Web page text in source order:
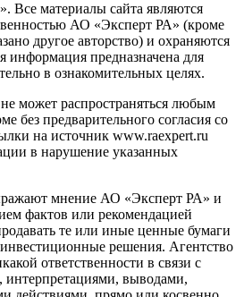
Все материалы сайта являются
АО «Эксперт РА» (кроме
другое авторство) и охраняются
информация предназначена для
в ознакомительных целях.
может распространяться любым
без предварительного согласия со
на источник www.raexpert.ru
в нарушение указанных
мнение АО «Эксперт РА» и
фактов или рекомендацией
те или иные ценные бумаги
решения. Агентство
ответственности в связи с
выводами,